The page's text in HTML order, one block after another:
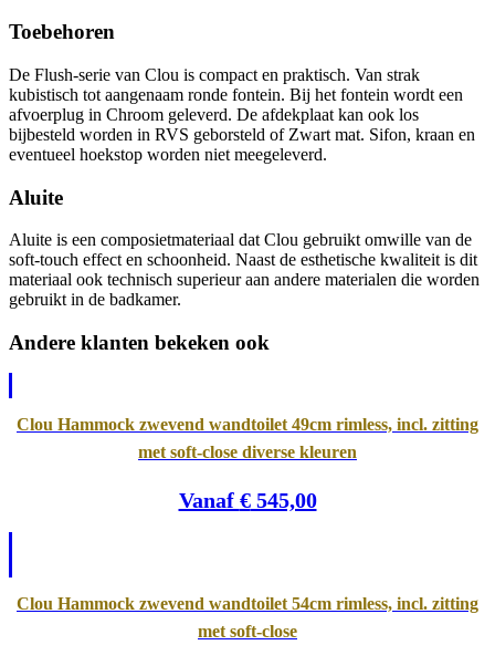
Toebehoren
De Flush-serie van Clou is compact en praktisch. Van strak
kubistisch tot aangenaam ronde fontein. Bij het fontein wordt een
afvoerplug in Chroom geleverd. De afdekplaat kan ook los
bijbesteld worden in RVS geborsteld of Zwart mat. Sifon, kraan en
eventueel hoekstop worden niet meegeleverd.
Aluite
Aluite is een composietmateriaal dat Clou gebruikt omwille van de
soft-touch effect en schoonheid. Naast de esthetische kwaliteit is dit
materiaal ook technisch superieur aan andere materialen die worden
gebruikt in de badkamer.
Andere klanten bekeken ook
Clou Hammock zwevend wandtoilet 49cm rimless, incl. zitting
met soft-close diverse kleuren
Vanaf €545,00
Clou Hammock zwevend wandtoilet 54cm rimless, incl. zitting
met soft-close